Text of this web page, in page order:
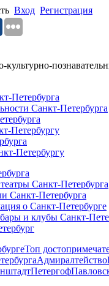
Вход Регистрация
культурно-
Петербурга
Санкт-Петербурга
Петербургу
Петербургу
Санкт-Петербурга
Санкт-Петербурга
о Санкт-Петербурге
и клубы Санкт-
Топ
Адмиралтейство
Петергоф